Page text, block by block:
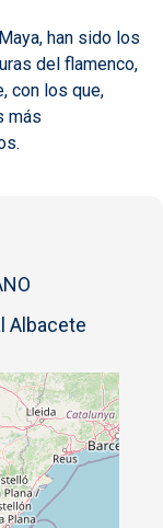
han sido los
del flamenco,
con los que,
más
Albacete